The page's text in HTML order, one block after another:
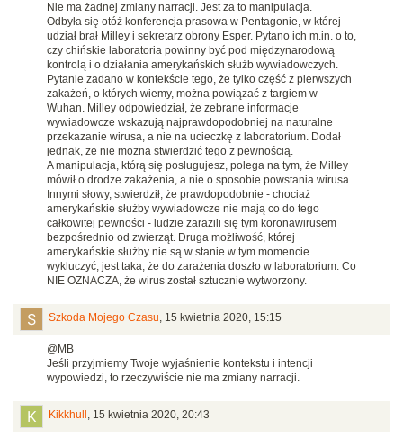
Nie ma żadnej zmiany narracji. Jest za to manipulacja.
Odbyła się otóż konferencja prasowa w Pentagonie, w której
udział brał Milley i sekretarz obrony Esper. Pytano ich m.in. o to,
czy chińskie laboratoria powinny być pod międzynarodową
kontrolą i o działania amerykańskich służb wywiadowczych.
Pytanie zadano w kontekście tego, że tylko część z pierwszych
zakażeń, o których wiemy, można powiązać z targiem w
Wuhan. Milley odpowiedział, że zebrane informacje
wywiadowcze wskazują najprawdopodobniej na naturalne
przekazanie wirusa, a nie na ucieczkę z laboratorium. Dodał
jednak, że nie można stwierdzić tego z pewnością.
A manipulacja, którą się posługujesz, polega na tym, że Milley
mówił o drodze zakażenia, a nie o sposobie powstania wirusa.
Innymi słowy, stwierdził, że prawdopodobnie - chociaż
amerykańskie służby wywiadowcze nie mają co do tego
całkowitej pewności - ludzie zarazili się tym koronawirusem
bezpośrednio od zwierząt. Druga możliwość, której
amerykańskie służby nie są w stanie w tym momencie
wykluczyć, jest taka, że do zarażenia doszło w laboratorium. Co
NIE OZNACZA, że wirus został sztucznie wytworzony.
Szkoda Mojego Czasu, 15 kwietnia 2020, 15:15
@MB
Jeśli przyjmiemy Twoje wyjaśnienie kontekstu i intencji
wypowiedzi, to rzeczywiście nie ma zmiany narracji.
Kikkhull , 15 kwietnia 2020, 20:43